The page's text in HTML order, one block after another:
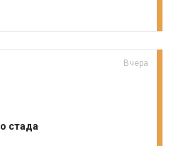
Вчера
стада